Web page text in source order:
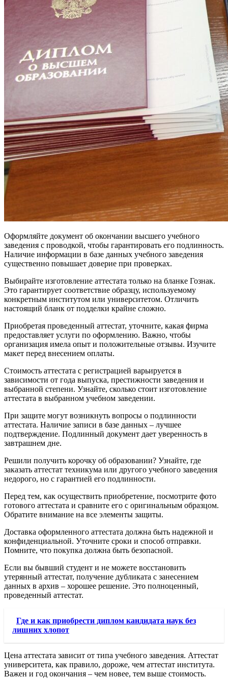
Оформляйте документ об окончании высшего учебного
заведения с проводкой, чтобы гарантировать его подлинность.
Наличие информации в базе данных учебного заведения
существенно повышает доверие при проверках.
Выбирайте изготовление аттестата только на бланке Гознак.
Это гарантирует соответствие образцу, используемому
конкретным институтом или университетом. Отличить
настоящий бланк от подделки крайне сложно.
Приобретая проведенный аттестат, уточните, какая фирма
предоставляет услуги по оформлению. Важно, чтобы
организация имела опыт и положительные отзывы. Изучите
макет перед внесением оплаты.
Стоимость аттестата с регистрацией варьируется в
зависимости от года выпуска, престижности заведения и
выбранной степени. Узнайте, сколько стоит изготовление
аттестата в выбранном учебном заведении.
При защите могут возникнуть вопросы о подлинности
аттестата. Наличие записи в базе данных – лучшее
подтверждение. Подлинный документ дает уверенность в
завтрашнем дне.
Решили получить корочку об образовании? Узнайте, где
заказать аттестат техникума или другого учебного заведения
недорого, но с гарантией его подлинности.
Перед тем, как осуществить приобретение, посмотрите фото
готового аттестата и сравните его с оригинальным образцом.
Обратите внимание на все элементы защиты.
Доставка оформленного аттестата должна быть надежной и
конфиденциальной. Уточните сроки и способ отправки.
Помните, что покупка должна быть безопасной.
Если вы бывший студент и не можете восстановить
утерянный аттестат, получение дубликата с занесением
данных в архив – хорошее решение. Это полноценный,
проведенный аттестат.
Где и как приобрести диплом кандидата наук без
лишних хлопот
Цена аттестата зависит от типа учебного заведения. Аттестат
университета, как правило, дороже, чем аттестат института.
Важен и год окончания – чем новее, тем выше стоимость.